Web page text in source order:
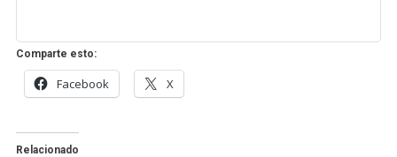
Comparte esto:
Facebook X
Relacionado